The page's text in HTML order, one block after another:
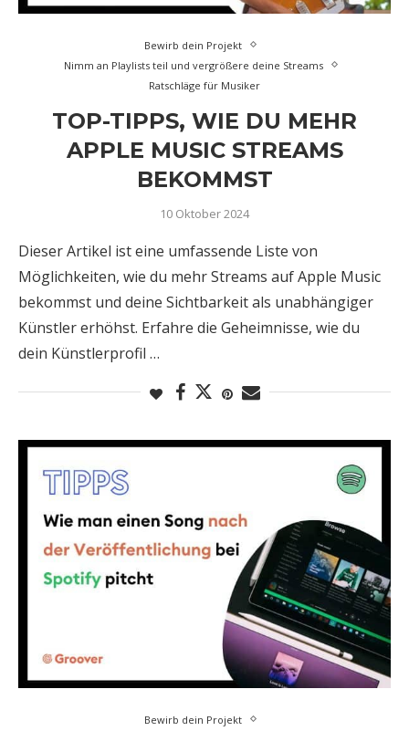
Bewirb dein Projekt
Nimm an Playlists teil und vergrößere deine Streams
Ratschläge für Musiker
TOP-TIPPS, WIE DU MEHR
APPLE MUSIC STREAMS
BEKOMMST
10 Oktober 2024
Dieser Artikel ist eine umfassende Liste von
Möglichkeiten, wie du mehr Streams auf Apple Music
bekommst und deine Sichtbarkeit als unabhängiger
Künstler erhöhst. Erfahre die Geheimnisse, wie du
dein Künstlerprofil …
Bewirb dein Projekt